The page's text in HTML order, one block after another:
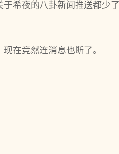
希夜的八卦新闻推送都少了
在竟然连消息也断了。